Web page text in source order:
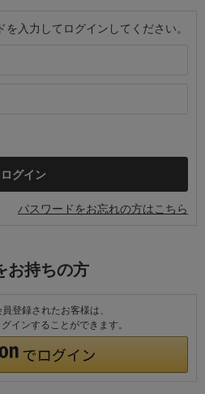
入力してログインしてください。
パスワードをお忘れの方はこちら
お持ちの方
登録されたお客様は、
インすることができます。